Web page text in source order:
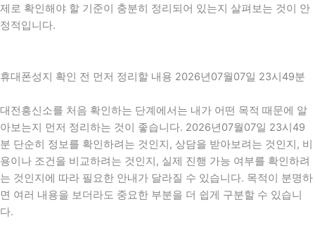
제로 확인해야 할 기준이 충분히 정리되어 있는지 살펴보는 것이 안
정적입니다.
휴대폰성지 확인 전 먼저 정리할 내용 2026년07월07일 23시49분
대전흥신소를 처음 확인하는 단계에서는 내가 어떤 목적 때문에 알
아보는지 먼저 정리하는 것이 좋습니다. 2026년07월07일 23시49
분 단순히 정보를 확인하려는 것인지, 상담을 받아보려는 것인지, 비
용이나 조건을 비교하려는 것인지, 실제 진행 가능 여부를 확인하려
는 것인지에 따라 필요한 안내가 달라질 수 있습니다. 목적이 분명하
면 여러 내용을 보더라도 중요한 부분을 더 쉽게 구분할 수 있습니
다.